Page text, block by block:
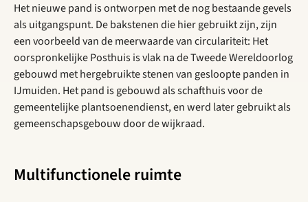
Het nieuwe pand is ontworpen met de nog bestaande gevels
als uitgangspunt. De bakstenen die hier gebruikt zijn, zijn
een voorbeeld van de meerwaarde van circulariteit: Het
oorspronkelijke Posthuis is vlak na de Tweede Wereldoorlog
gebouwd met hergebruikte stenen van gesloopte panden in
IJmuiden. Het pand is gebouwd als schafthuis voor de
gemeentelijke plantsoenendienst, en werd later gebruikt als
gemeenschapsgebouw door de wijkraad.
Multifunctionele ruimte